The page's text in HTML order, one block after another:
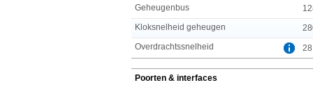
Geheugenbus
Kloksnelheid geheugen
Overdrachtssnelheid
Poorten & interfaces